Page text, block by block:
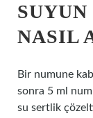
NASIL
Bir numune
sonra 5 ml
su sertlik